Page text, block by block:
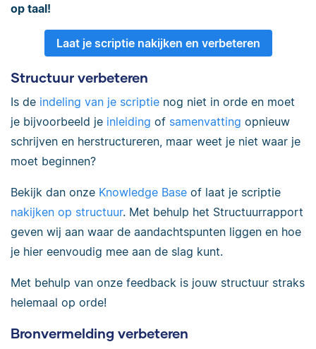
op taal!
Laat je scriptie nakijken en verbeteren
Structuur verbeteren
Is de indeling van je scriptie nog niet in orde en moet
je bijvoorbeeld je inleiding of samenvatting opnieuw
schrijven en herstructureren, maar weet je niet waar je
moet beginnen?
Bekijk dan onze Knowledge Base of laat je scriptie
nakijken op structuur. Met behulp het Structuurrapport
geven wij aan waar de aandachtspunten liggen en hoe
je hier eenvoudig mee aan de slag kunt.
Met behulp van onze feedback is jouw structuur straks
helemaal op orde!
Bronvermelding verbeteren